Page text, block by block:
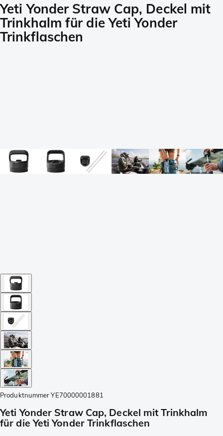
Yeti Yonder Straw Cap, Deckel mit
Trinkhalm für die Yeti Yonder
Trinkflaschen
Produktnummer YE70000001881
Yeti Yonder Straw Cap, Deckel mit Trinkhalm
für die Yeti Yonder Trinkflaschen